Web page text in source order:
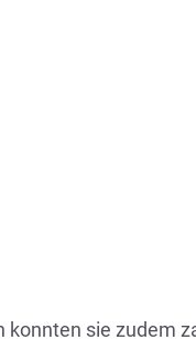
sie zudem